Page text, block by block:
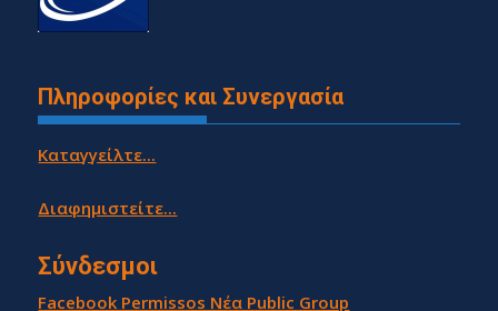
Πληροφορίες και Συνεργασία
Καταγγείλτε...
Διαφημιστείτε...
Σύνδεσμοι
Facebook Permissos Νέα Public Group